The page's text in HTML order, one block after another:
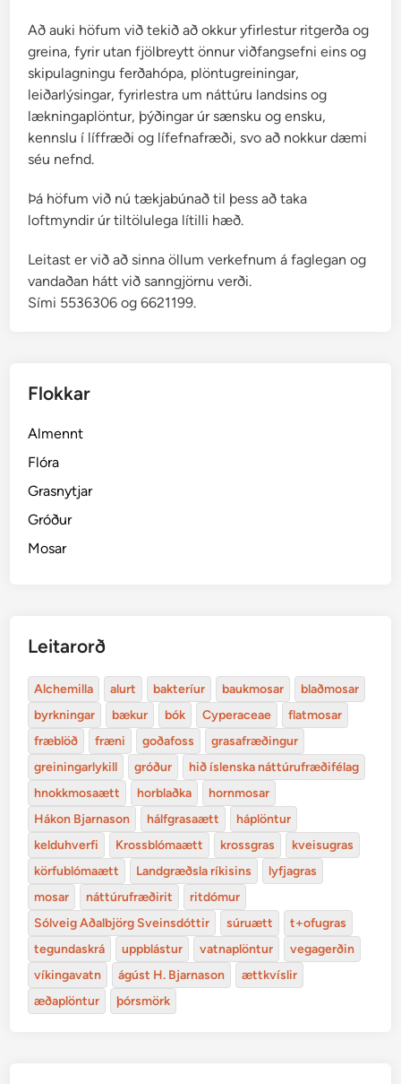
Að auki höfum við tekið að okkur yfirlestur ritgerða og
greina, fyrir utan fjölbreytt önnur viðfangsefni eins og
skipulagningu ferðahópa, plöntugreiningar,
leiðarlýsingar, fyrirlestra um náttúru landsins og
lækningaplöntur, þýðingar úr sænsku og ensku,
kennslu í líffræði og lífefnafræði, svo að nokkur dæmi
séu nefnd.
Þá höfum við nú tækjabúnað til þess að taka
loftmyndir úr tiltölulega lítilli hæð.
Leitast er við að sinna öllum verkefnum á faglegan og
vandaðan hátt við sanngjörnu verði.
Sími 5536306 og 6621199.
Flokkar
Almennt
Flóra
Grasnytjar
Gróður
Mosar
Leitarorð
Alchemilla alurt bakteríur baukmosar
blaðmosar
byrkningar
bækur bók Cyperaceae
flatmosar
fræblöð
fræni goðafoss
grasafræðingur
greiningarlykill
gróður
hið íslenska náttúrufræðifélag
hnokkmosaætt
horblaðka
hornmosar
Hákon Bjarnason
hálfgrasaætt
háplöntur
kelduhverfi
Krossblómaætt krossgras
kveisugras
körfublómaætt
Landgræðsla ríkisins
lyfjagras
mosar
náttúrufræðirit
ritdómur
Sólveig Aðalbjörg Sveinsdóttir
súruætt
t+ofugras
tegundaskrá
uppblástur vatnaplöntur
vegagerðin
víkingavatn
ágúst H. Bjarnason
ættkvíslir
æðaplöntur
þórsmörk